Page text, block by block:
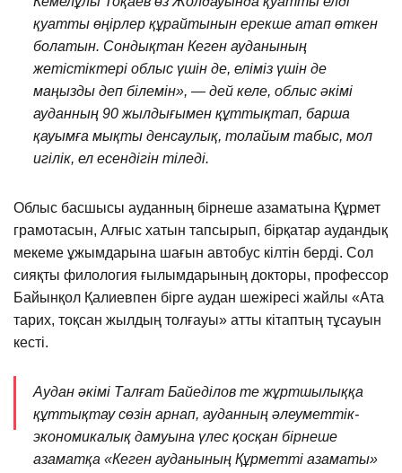
қуатты өңірлер құрайтынын ерекше атап өткен
болатын. Сондықтан Кеген ауданының
жетістіктері облыс үшін де, еліміз үшін де
маңызды деп білемін», — дей келе, облыс әкімі
ауданның 90 жылдығымен құттықтап, барша
қауымға мықты денсаулық, толайым табыс, мол
игілік, ел есендігін тіледі.
Облыс басшысы ауданның бірнеше азаматына Құрмет
грамотасын, Алғыс хатын тапсырып, бірқатар аудандық
мекеме ұжымдарына шағын автобус кілтін берді. Сол
сияқты филология ғылымдарының докторы, профессор
Байынқол Қалиевпен бірге аудан шежіресі жайлы «Ата
тарих, тоқсан жылдың толғауы» атты кітаптың тұсауын
кесті.
Аудан әкімі Талғат Байеділов те жұртшылыққа
құттықтау сөзін арнап, ауданның әлеуметтік-
экономикалық дамуына үлес қосқан бірнеше
азаматқа «Кеген ауданының Құрметті азаматы»